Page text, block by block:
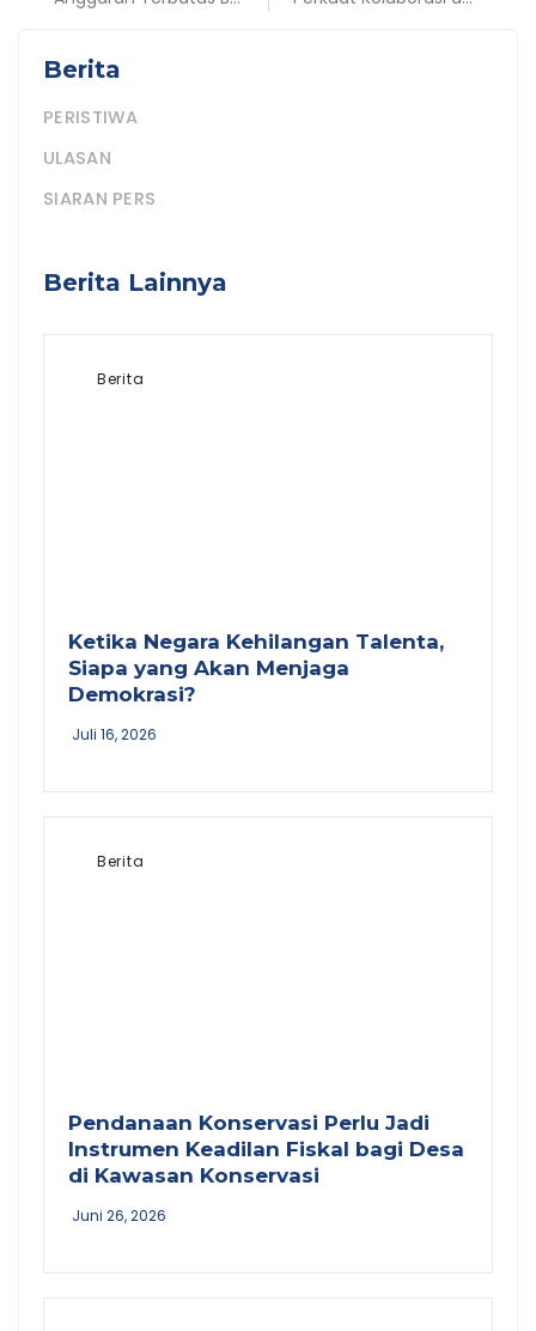
Berita
PERISTIWA
ULASAN
SIARAN PERS
Berita Lainnya
Ketika Negara Kehilangan Talenta,
Siapa yang Akan Menjaga
Demokrasi?
Juli 16, 2026
Berita
Pendanaan Konservasi Perlu Jadi
Instrumen Keadilan Fiskal bagi Desa
di Kawasan Konservasi
Juni 26, 2026
Berita